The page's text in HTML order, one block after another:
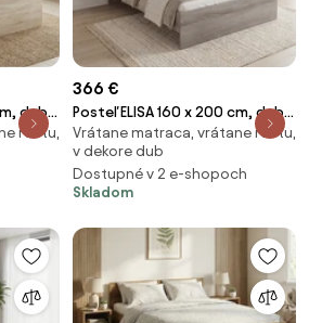
dub
roštu,
366 €
Posteľ ELISA 160 x 200 cm, dub
lanýž Rošt: S lamelovým
roštom, Matrac: Matrac
SOMMERA 18 cm
Vrátane matraca, vrátane roštu,
v dekore dub
Dostupné v 2 e-shopoch
Skladom